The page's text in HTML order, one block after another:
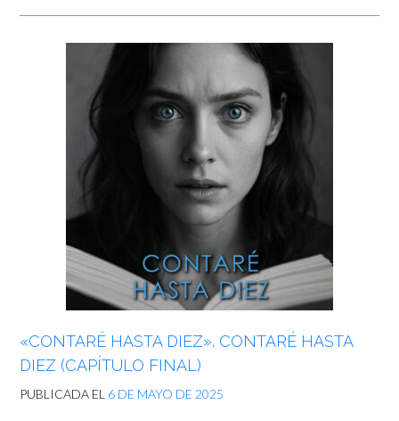
«CONTARÉ HASTA DIEZ». CONTARÉ HASTA
DIEZ (CAPÍTULO FINAL)
PUBLICADA EL 6 DE MAYO DE 2025